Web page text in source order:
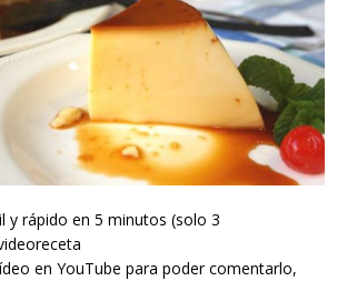
y rápido en 5 minutos (solo 3
en YouTube para poder comentarlo,